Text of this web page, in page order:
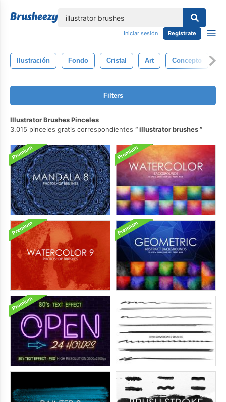
Iniciar sesión Regístrate
Ilustración Fondo Cristal Art Concepto
Filters
Illustrator Brushes Pinceles
3.015 pinceles gratis correspondientes
illustrator brushes